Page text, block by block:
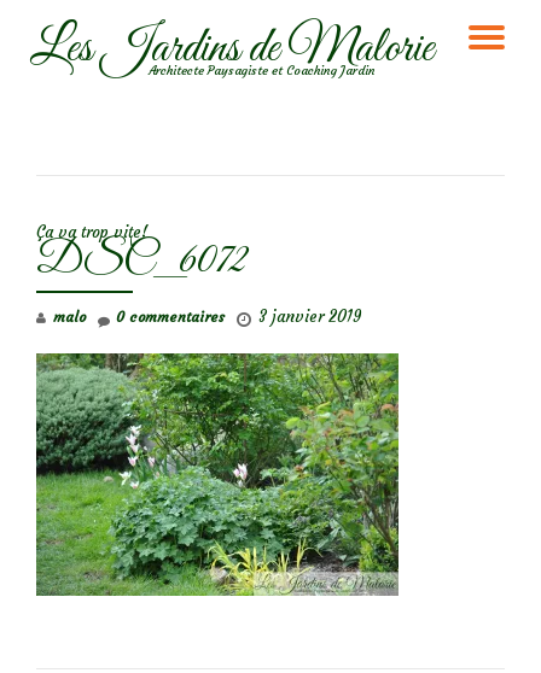
AllerLes Jardins de Malorie
Architecte Paysagiste et Coaching Jardin
Ça va trop vite!
DSC_6072
malo 3 janvier 2019
0 commentaires